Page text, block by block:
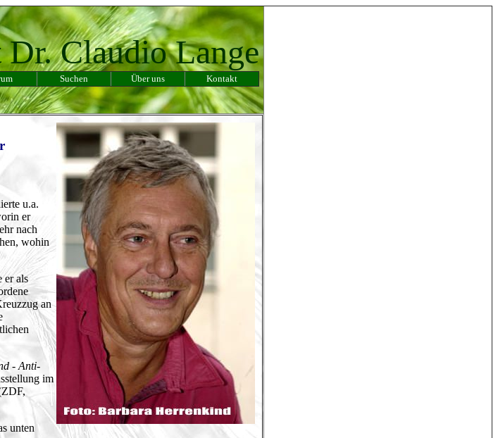
Dr. Claudio Lange
Suchen Über uns Kontakt
u.a.
er
nach
wohin
er als
an
- Anti-
im
unten